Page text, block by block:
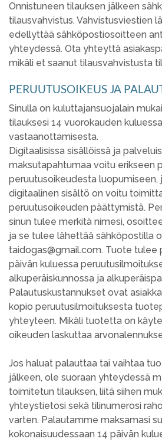
Onnistuneen tilauksen jälkeen
tilausvahvistus. Vahvistusviestien
edellyttää sähköpostiosoitteen
yhteydessä. Ota yhteyttä
mikäli et saanut tilausvahvistusta
PERUUTUSOIKEUS JA
Sinulla on kuluttajansuojalain
tilauksesi 14 vuorokauden
vastaanottamisesta.
Digitaalisissa sisällöissä ja
maksutapahtumaa voitu erikseen
peruutusoikeudesta luopumiseen,
digitaalinen sisältö on voitu
peruutusoikeuden päättymistä.
sinun tulee merkitä nimesi,
ja se tulee lähettää sähköpostilla
taidogas@gmail.com. Tuote tulee
päivän kuluessa
alkuperäiskunnossa ja
Palautuskustannukset ovat
kopio peruutusilmoituksesta
yhteyteen. Mikäli tuotetta on
oikeuden laskuttaa
Jos haluat palauttaa tai vaihtaa
jälkeen, ole suoraan yhteydessä
toimitetun tilauksen, liitä siihen
yhteystietosi sekä tilinumerosi
varten. Palautamme maksamasi
kokonaisuudessaan 14 päivän